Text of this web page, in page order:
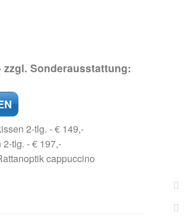
zzgl. Sonderausstattung:
2-tlg. - € 149,-
tlg. - € 197,-
cappuccino